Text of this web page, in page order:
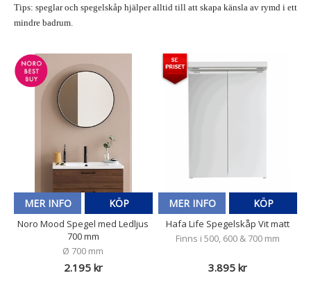
Tips: speglar och spegelskåp hjälper alltid till att skapa känsla av rymd i ett
mindre badrum.
MER INFO KÖP
Noro Mood Spegel med Ledljus
700 mm
Ø 700 mm
2.195 kr
MER INFO KÖP
Hafa Life Spegelskåp Vit matt
Finns i 500, 600 & 700 mm
3.895 kr